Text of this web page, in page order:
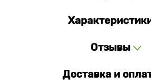
Отзывы
Доставка и